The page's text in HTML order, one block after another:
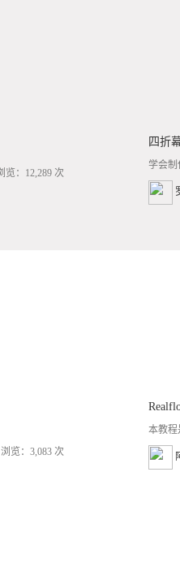
览：12,289 次
四折
学会制
浏览：3,083 次
本教程